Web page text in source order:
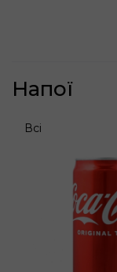
Напої
Всі